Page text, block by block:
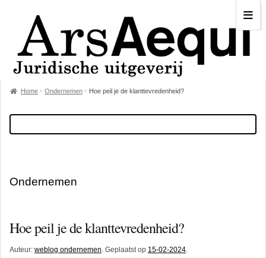
Home Ondernemen Hoe peil je de klanttevredenheid?
Ondernemen
Hoe peil je de klanttevredenheid?
Auteur: weblog ondernemen. Geplaatst op 15-02-2024.